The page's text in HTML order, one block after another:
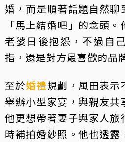
婚，而是順著話題自然聊
「馬上結婚吧」的念頭
老婆日後抱怨，不過自
指，還是對方最喜歡的品
至於婚禮規劃，風田表示
舉辦小型家宴，與親友共
他更想帶著妻子與家人旅
時補拍婚紗照。他也透露